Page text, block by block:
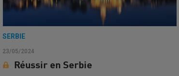
SERBIE
23/05/2024
Réussir en Serbie